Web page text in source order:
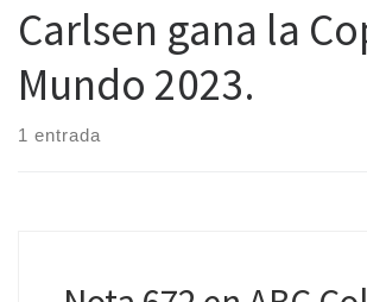
Carlsen gana la
Mundo 2023.
1 entrada